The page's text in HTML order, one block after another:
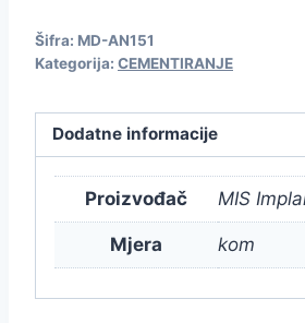
Šifra: MD-AN151
Kategorija: CEMENTIRANJE
Dodatne informacije
Proizvođač MIS
Mjera kom